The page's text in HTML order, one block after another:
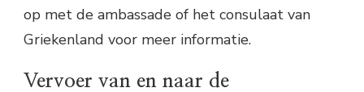
op met de ambassade of het consulaat van
Griekenland voor meer informatie.
Vervoer van en naar de